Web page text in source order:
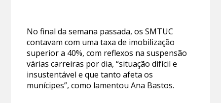
No final da semana passada, os SMTUC
contavam com uma taxa de imobilização
superior a 40%, com reflexos na suspensão
várias carreiras por dia, “situação difícil e
insustentável e que tanto afeta os
munícipes”, como lamentou Ana Bastos.